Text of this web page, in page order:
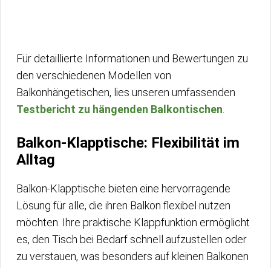
Für detaillierte Informationen und Bewertungen zu
den verschiedenen Modellen von
Balkonhängetischen, lies unseren umfassenden
Testbericht zu hängenden Balkontischen
Balkon-Klapptische: Flexibilität im
Alltag
Balkon-Klapptische bieten eine hervorragende
Lösung für alle, die ihren Balkon flexibel nutzen
möchten. Ihre praktische Klappfunktion ermöglicht
es, den Tisch bei Bedarf schnell aufzustellen oder
zu verstauen, was besonders auf kleinen Balkonen